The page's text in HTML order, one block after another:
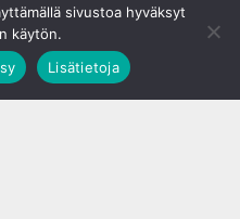
sivustoa hyväksyt
käytön.
Lisätietoja